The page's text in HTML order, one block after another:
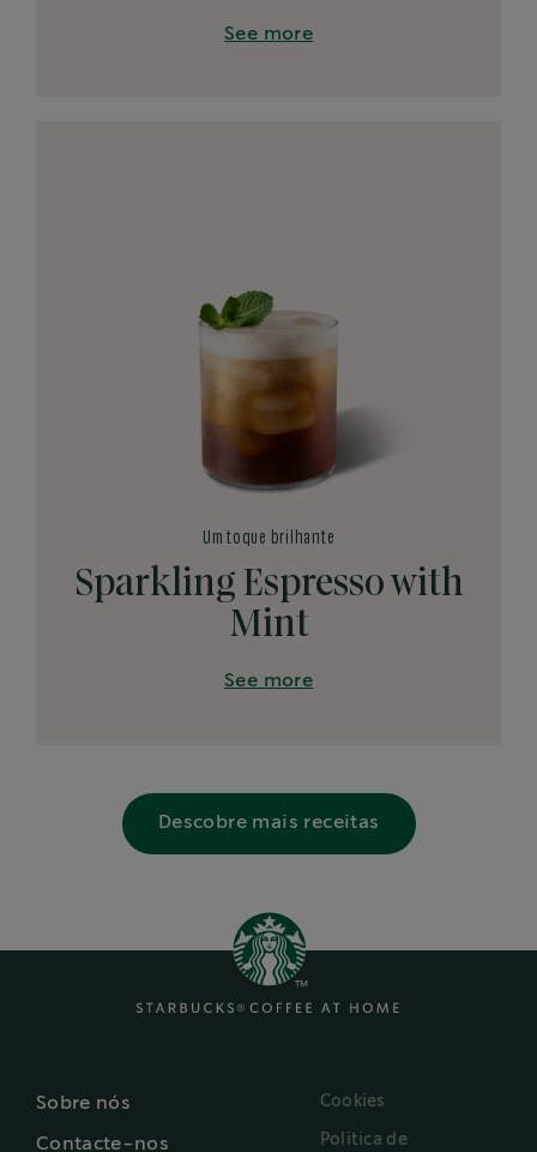
See more
Sparkling Espresso with
Mint
Um toque brilhante
See more
Descobre mais receitas
Sobre nós
Contacte-nos
Cookies
Politica de